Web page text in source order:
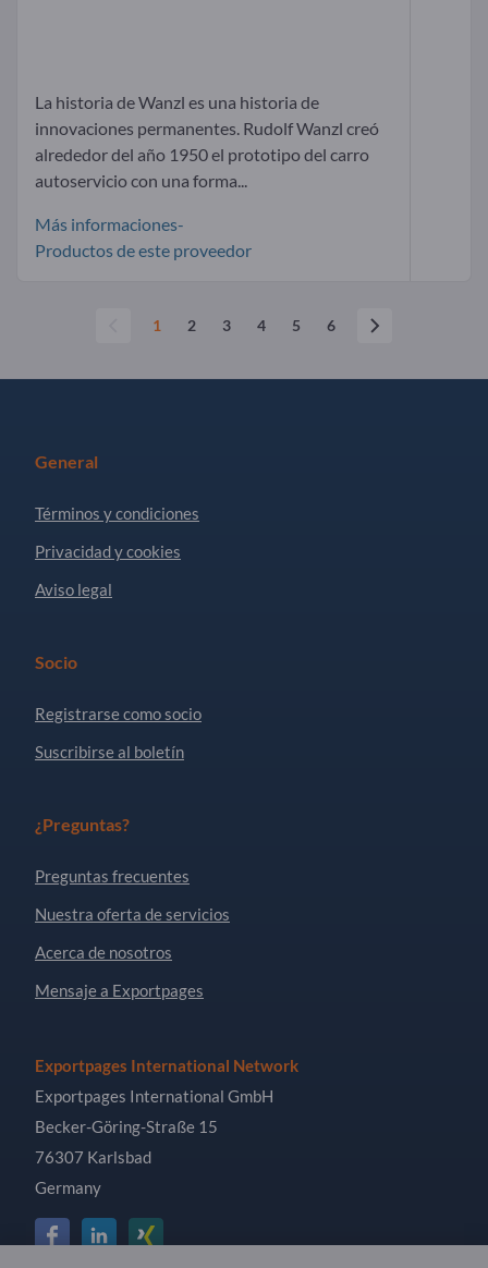
La historia de Wanzl es una historia de
innovaciones permanentes. Rudolf Wanzl creó
alrededor del año 1950 el prototipo del carro
autoservicio con una forma...
Más informaciones-
Productos de este proveedor
1 2 3 4 5 6
General
Términos y condiciones
Privacidad y cookies
Aviso legal
Socio
Registrarse como socio
Suscribirse al boletín
¿Preguntas?
Preguntas frecuentes
Nuestra oferta de servicios
Acerca de nosotros
Mensaje a Exportpages
Exportpages International Network
Exportpages International GmbH
Becker-Göring-Straße 15
76307 Karlsbad
Germany